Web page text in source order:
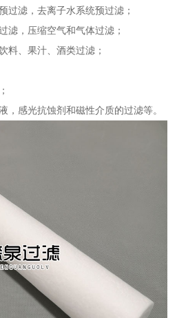
过滤，去离子水系统预过滤；
滤，压缩空气和气体过滤；
料、果汁、酒类过滤；
，感光抗蚀剂和磁性介质的过滤等。